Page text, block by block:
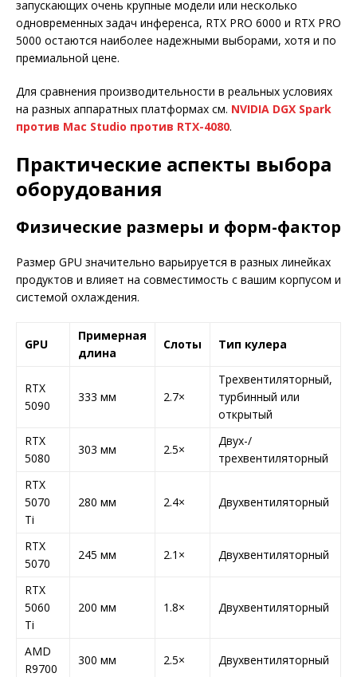
запускающих очень крупные модели или несколько
одновременных задач инференса, RTX PRO 6000 и RTX PRO
5000 остаются наиболее надежными выборами, хотя и по
премиальной цене.
Для сравнения производительности в реальных условиях
на разных аппаратных платформах см. NVIDIA DGX Spark
против Mac Studio против RTX-4080.
Практические аспекты выбора
оборудования
Физические размеры и форм-фактор
Размер GPU значительно варьируется в разных линейках
продуктов и влияет на совместимость с вашим корпусом и
системой охлаждения.
GPU
Примерная
длина
Слоты Тип кулера
RTX
5090
333 мм 2.7×
Трехвентиляторный,
турбинный или
открытый
RTX
5080
303 мм 2.5×
Двух-/
трехвентиляторный
RTX
5070
Ti
280 мм 2.4× Двухвентиляторный
RTX
5070
245 мм 2.1× Двухвентиляторный
RTX
5060
Ti
200 мм 1.8× Двухвентиляторный
AMD
R9700
300 мм 2.5× Двухвентиляторный